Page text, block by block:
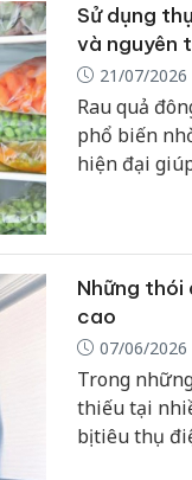
Sử dụng
và nguyên
21/07/2026
Rau quả
phổ biến
hiện đại
Những thói
cao
07/06/2026
Trong
thiếu tại
bị tiêu thụ